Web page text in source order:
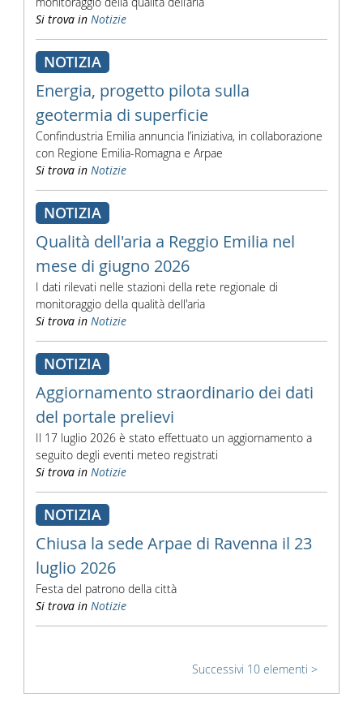
Si trova in Notizie
NOTIZIA
Energia, progetto pilota sulla
geotermia di superficie
Confindustria Emilia annuncia l’iniziativa, in collaborazione
con Regione Emilia-Romagna e Arpae
Si trova in Notizie
NOTIZIA
Qualità dell'aria a Reggio Emilia nel
mese di giugno 2026
I dati rilevati nelle stazioni della rete regionale di
monitoraggio della qualità dell'aria
Si trova in Notizie
NOTIZIA
Aggiornamento straordinario dei dati
del portale prelievi
Il 17 luglio 2026 è stato effettuato un aggiornamento a
seguito degli eventi meteo registrati
Si trova in Notizie
NOTIZIA
Chiusa la sede Arpae di Ravenna il 23
luglio 2026
Festa del patrono della città
Si trova in Notizie
Successivi 10 elementi